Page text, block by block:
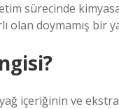
sürecinde
olan doymamış bir
içeriğinin ve